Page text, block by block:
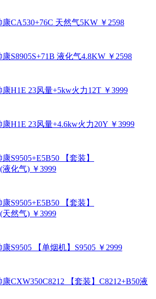
康CA530+76C 天然气5KW ￥2598
康S8905S+71B 液化气4.8KW ￥2598
康H1E 23风量+5kw火力12T ￥3999
康H1E 23风量+4.6kw火力20Y ￥3999
康S9505+E5B50 【套装】
液化气) ￥3999
康S9505+E5B50 【套装】
天然气) ￥3999
康S9505 【单烟机】S9505 ￥2999
康CXW350C8212 【套装】C8212+B50液